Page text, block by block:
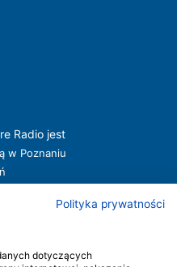
Radio jest
w Poznaniu
rozpowszechnianie programu
Radio oraz prowadzenie portalu
Polityka prywatności
dotyczących